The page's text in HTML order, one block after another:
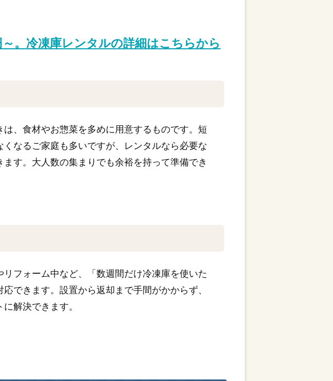
。冷凍庫レンタルの詳細はこちらから
は、食材やお惣菜を多めに用意するものです。短
なるご家庭も多いですが、レンタルなら必要な
す。大人数の集まりでも余裕を持って準備でき
フォーム中など、「数週間だけ冷凍庫を使いた
できます。設置から返却まで手間がかからず、
解決できます。